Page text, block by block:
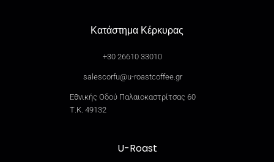
Κατάστημα Κέρκυρας
+30 26610 33010
salescorfu@u-roastcoffee.gr
Εθνικής Οδού Παλαιοκαστρίτσας 60
Τ.Κ. 49132
U-Roast